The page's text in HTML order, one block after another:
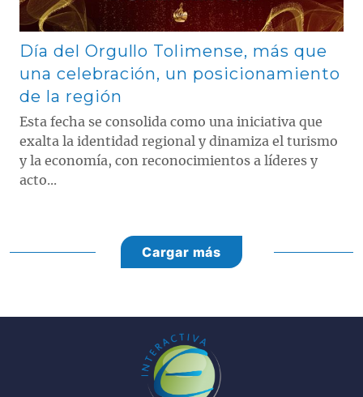
Día del Orgullo Tolimense, más que
una celebración, un posicionamiento
de la región
Esta fecha se consolida como una iniciativa que
exalta la identidad regional y dinamiza el turismo
y la economía, con reconocimientos a líderes y
acto...
Cargar más